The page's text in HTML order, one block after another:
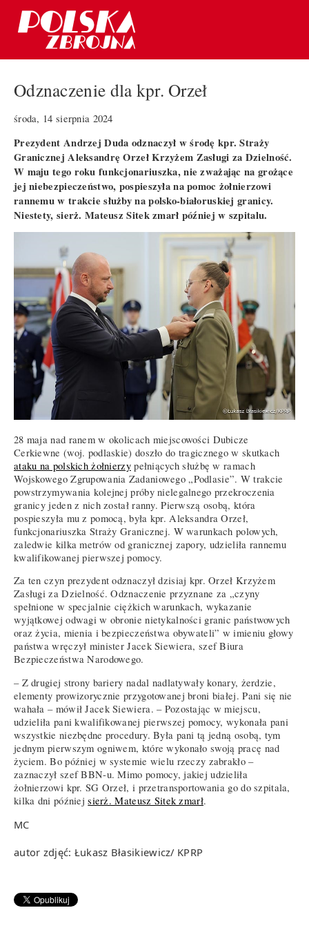
Odznaczenie dla kpr. Orzeł
środa, 14 sierpnia 2024
Prezydent Andrzej Duda odznaczył w środę kpr. Straży
Granicznej Aleksandrę Orzeł Krzyżem Zasługi za Dzielność.
W maju tego roku funkcjonariuszka, nie zważając na grożące
jej niebezpieczeństwo, pospieszyła na pomoc żołnierzowi
rannemu w trakcie służby na polsko-białoruskiej granicy.
Niestety, sierż. Mateusz Sitek zmarł później w szpitalu.
28 maja nad ranem w okolicach miejscowości Dubicze
Cerkiewne (woj. podlaskie) doszło do tragicznego w skutkach
ataku na polskich żołnierzypełniących służbę w ramach
Wojskowego Zgrupowania Zadaniowego „Podlasie”. W trakcie
powstrzymywania kolejnej próby nielegalnego przekroczenia
granicy jeden z nich został ranny. Pierwszą osobą, która
pospieszyła mu z pomocą, była kpr. Aleksandra Orzeł,
funkcjonariuszka Straży Granicznej. W warunkach polowych,
zaledwie kilka metrów od granicznej zapory, udzieliła rannemu
kwalifikowanej pierwszej pomocy.
Za ten czyn prezydent odznaczył dzisiaj kpr. Orzeł Krzyżem
Zasługi za Dzielność. Odznaczenie przyznane za „czyny
spełnione w specjalnie ciężkich warunkach, wykazanie
wyjątkowej odwagi w obronie nietykalności granic państwowych
oraz życia, mienia i bezpieczeństwa obywateli” w imieniu głowy
państwa wręczył minister Jacek Siewiera, szef Biura
Bezpieczeństwa Narodowego.
– Z drugiej strony bariery nadal nadlatywały konary, żerdzie,
elementy prowizorycznie przygotowanej broni białej. Pani się nie
wahała – mówił Jacek Siewiera. – Pozostając w miejscu,
udzieliła pani kwalifikowanej pierwszej pomocy, wykonała pani
wszystkie niezbędne procedury. Była pani tą jedną osobą, tym
jednym pierwszym ogniwem, które wykonało swoją pracę nad
życiem. Bo później w systemie wielu rzeczy zabrakło –
zaznaczył szef BBN-u. Mimo pomocy, jakiej udzieliła
żołnierzowi kpr. SG Orzeł, i przetransportowania go do szpitala,
kilka dni późniejsierż. Mateusz Sitek zmarł.
MC
autor zdjęć: Łukasz Błasikiewicz/ KPRP